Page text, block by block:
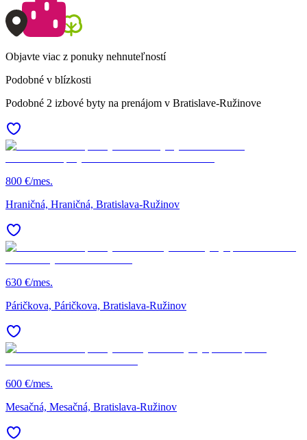
Objavte viac z ponuky nehnuteľností
Podobné v blízkosti
Podobné 2 izbové byty na prenájom v Bratislave-Ružinove
800 €/mes.
Hraničná, Hraničná, Bratislava-Ružinov
630 €/mes.
Páričkova, Páričkova, Bratislava-Ružinov
600 €/mes.
Mesačná, Mesačná, Bratislava-Ružinov